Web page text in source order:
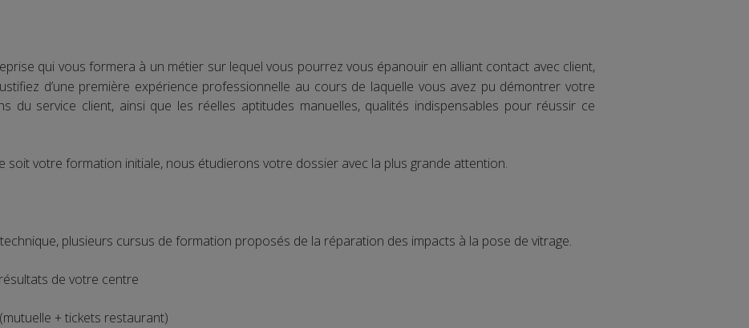
qui vous formera à un métier sur lequel vous pourrez vous épanouir en alliant contact avec client,
d’une première expérience professionnelle au cours de laquelle vous avez pu démontrer votre
du service client, ainsi que les réelles aptitudes manuelles, qualités indispensables pour réussir ce
soit votre formation initiale, nous étudierons votre dossier avec la plus grande attention.
plusieurs cursus de formation proposés de la réparation des impacts à la pose de vitrage.
de votre centre
+ tickets restaurant)